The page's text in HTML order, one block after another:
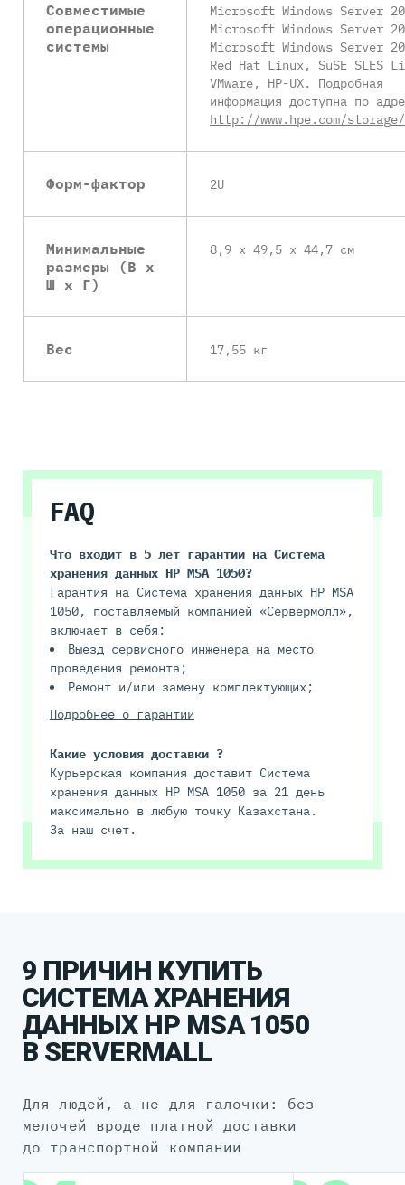
Совместимые
операционные
системы
Microsoft Windows Server
Microsoft Windows Server
Microsoft Windows Server
Red Hat Linux, SuSE SLES
VMware, HP-UX. Подробная
информация доступна по
http://www.hpe.com/
Форм-фактор 2U
Минимальные
размеры (В x
Ш x Г)
8,9 x 49,5 x 44,7 см
Вес 17,55 кг
FAQ
Что входит в 5 лет гарантии на Система
хранения данных HP MSA 1050?
Гарантия на Система хранения данных HP MSA
1050, поставляемый компанией «Сервермолл»,
включает в себя:
Выезд сервисного инженера на место
проведения ремонта;
Ремонт и/или замену комплектующих;
Подробнее о гарантии
Какие условия доставки ?
Курьерская компания доставит Система
хранения данных HP MSA 1050 за 21 день
максимально в любую точку Казахстана.
За наш счет.
9 ПРИЧИН КУПИТЬ
СИСТЕМА ХРАНЕНИЯ
ДАННЫХ HP MSA 1050
В SERVERMALL
для людей, а не для галочки: без
мелочей вроде платной доставки
до транспортной компании